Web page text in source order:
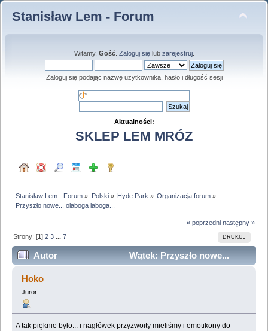
Stanisław Lem - Forum
Witamy, Gość. Zaloguj sięlub zarejestruj.
Zaloguj się podając nazwę użytkownika, hasło i długość sesji
Aktualności:
SKLEP LEM MRÓZ
Stanisław Lem - Forum » Polski» Hyde Park » Organizacja forum »
Przyszło nowe... olaboga laboga...
« poprzedni następny »
DRUKUJ
Strony: [1]2 3 ...7
Autor
Wątek: Przyszło nowe...
olaboga laboga... (Przeczytany 339354 razy)
Hoko
Juror
A tak pięknie było... i nagłówek przyzwoity mieliśmy i emotikony do